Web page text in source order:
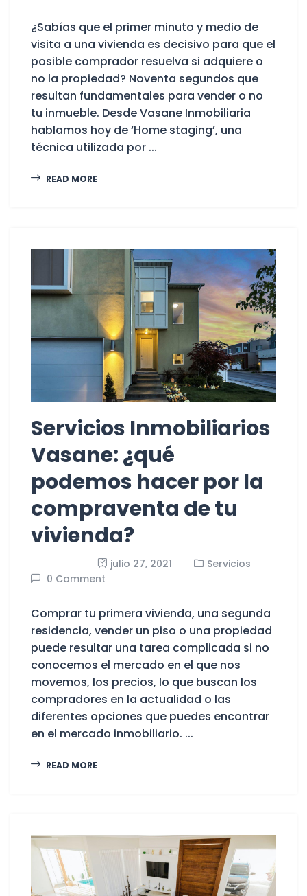
¿Sabías que el primer minuto y medio de
visita a una vivienda es decisivo para que el
posible comprador resuelva si adquiere o
no la propiedad? Noventa segundos que
resultan fundamentales para vender o no
tu inmueble. Desde Vasane Inmobiliaria
hablamos hoy de ‘Home staging’, una
técnica utilizada por ...
READ MORE
Servicios Inmobiliarios
Vasane: ¿qué
podemos hacer por la
compraventa de tu
vivienda?
julio 27, 2021
Servicios
0 Comment
Comprar tu primera vivienda, una segunda
residencia, vender un piso o una propiedad
puede resultar una tarea complicada si no
conocemos el mercado en el que nos
movemos, los precios, lo que buscan los
compradores en la actualidad o las
diferentes opciones que puedes encontrar
en el mercado inmobiliario. ...
READ MORE